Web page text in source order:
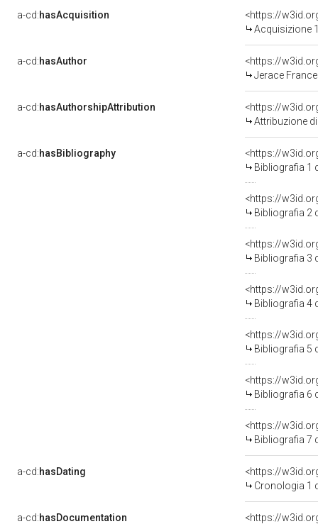
a-cd:hasAcquisition
<https://
Acquisizione
a-cd:hasAuthor
<https://
Jerace
a-cd:hasAuthorshipAttribution
<https://
Attribuzione
a-cd:hasBibliography
<https://
Bibliografia 1
<https://
Bibliografia 2
<https://
Bibliografia 3
<https://
Bibliografia 4
<https://
Bibliografia 5
<https://
Bibliografia 6
<https://
Bibliografia 7
a-cd:hasDating
<https://
Cronologia 1
a-cd:hasDocumentation